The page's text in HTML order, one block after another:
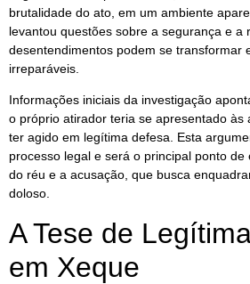
brutalidade do ato, em um ambiente
levantou questões sobre a segurança e a
desentendimentos podem se transformar
irreparáveis.
Informações iniciais da investigação
o próprio atirador teria se apresentado às
ter agido em legítima defesa. Esta
processo legal e será o principal ponto
do réu e a acusação, que busca
doloso.
A Tese de
em Xeque